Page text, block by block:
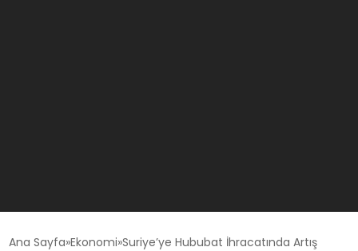
GÜNCEL
Ana Sayfa Ekonomi Suriye’ye Hububat İhracatında Artış